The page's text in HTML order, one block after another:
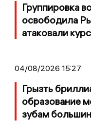
Группировка
освободила
атаковали
04/08/2026 15:27
Грызть
образование
зубам